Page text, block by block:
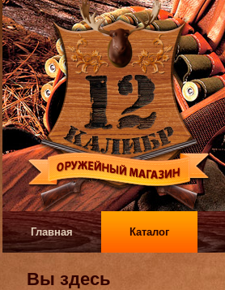
Главная Каталог
Вы здесь